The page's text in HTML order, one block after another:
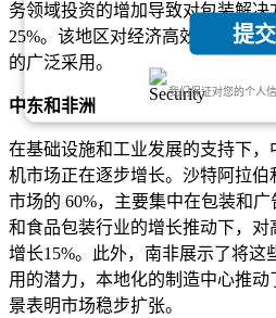
提交
我们保证对您的个人
务领域投资的增加导致对包装解
25%。该地区对经济高效生产的重
的广泛采用。
中东和非洲
在基础设施和工业发展的支持下
机市场正在逐步增长。沙特阿拉
市场的 60%，主要集中在包装和
和食品包装行业的增长推动下，
增长15%。此外，南非展示了将这
用的潜力，本地化的制造中心推
景表明市场稳步扩张。